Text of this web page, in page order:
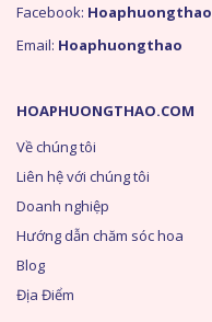
HOAPHUONGTHAO.COM
Về chúng tôi
Liên hệ với chúng tôi
Doanh nghiệp
Hướng dẫn chăm sóc hoa
Blog
Địa Điểm
Facebook: Hoaphuongthao
Email: Hoaphuongthao